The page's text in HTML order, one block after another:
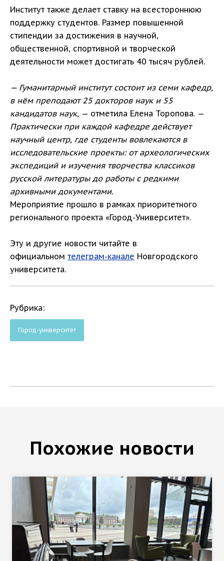
Институт также делает ставку на всестороннюю
поддержку студентов. Размер повышенной
стипендии за достижения в научной,
общественной, спортивной и творческой
деятельности может достигать 40 тысяч рублей.
— Гуманитарный институт состоит из семи кафедр,
в нём преподают 25 докторов наук и 55
кандидатов наук, — отметила Елена Торопова. —
Практически при каждой кафедре действует
научный центр, где студенты вовлекаются в
исследовательские проекты: от археологических
экспедиций и изучения творчества классиков
русской литературы до работы с редкими
архивными документами.
Мероприятие прошло в рамках приоритетного
регионального проекта «Город-Университет».
Эту и другие новости читайте в
официальном телеграм-канале Новгородского
университета.
Рубрика:
Город-университет
Похожие новости